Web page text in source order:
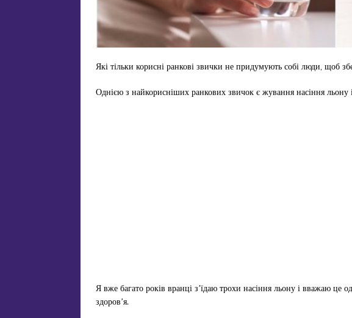
Які тільки корисні ранкові звички не придумують собі люди, щоб
Однією з найкорисніших ранкових звичок є жування насіння
Я вже багато років вранці з’їдаю трохи насіння льону і вважаю це
здоров’я.